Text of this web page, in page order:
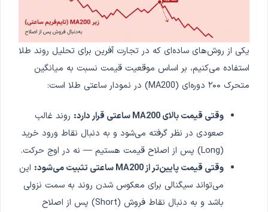
یکی از روش‌های ساده‌ای که در تجارت آفرین برای تحلیل روند طلا
استفاده می‌کنیم، بر اساس موقعیت قیمت نسبت به میانگین
متحرک ۲۰۰ دوره‌ای (MA200) در نمودار ساعتی طلا است:
وقتی قیمت بالای MA200 ساعتی قرار دارد:
روند غالب
صعودی در نظر گرفته می‌شود و به دنبال نقاط ورود خرید
(Long) پس از اصلاح قیمت هستیم — نه در اوج حرکت.
وقتی قیمت پایین‌تر از MA200 ساعتی تثبیت می‌شود:
این
می‌تواند سیگنالی برای معکوس شدن روند به سمت نزولی
باشد و به دنبال نقاط فروش (Short) پس از اصلاح